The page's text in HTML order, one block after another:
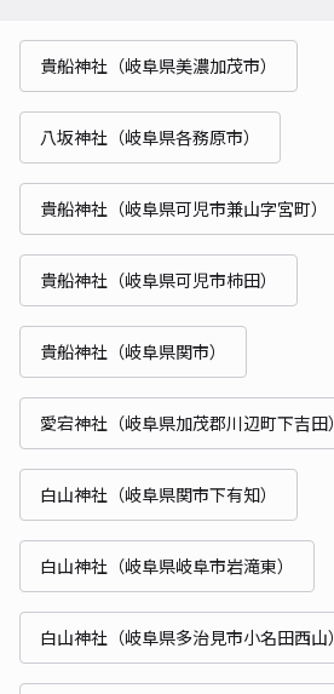
貴船神社（岐阜県美濃加茂市）
八坂神社（岐阜県各務原市）
貴船神社（岐阜県可児市兼山字宮町）
貴船神社（岐阜県可児市柿田）
貴船神社（岐阜県関市）
愛宕神社（岐阜県加茂郡川辺町下吉田）
白山神社（岐阜県関市下有知）
白山神社（岐阜県岐阜市岩滝東）
白山神社（岐阜県多治見市小名田西山）